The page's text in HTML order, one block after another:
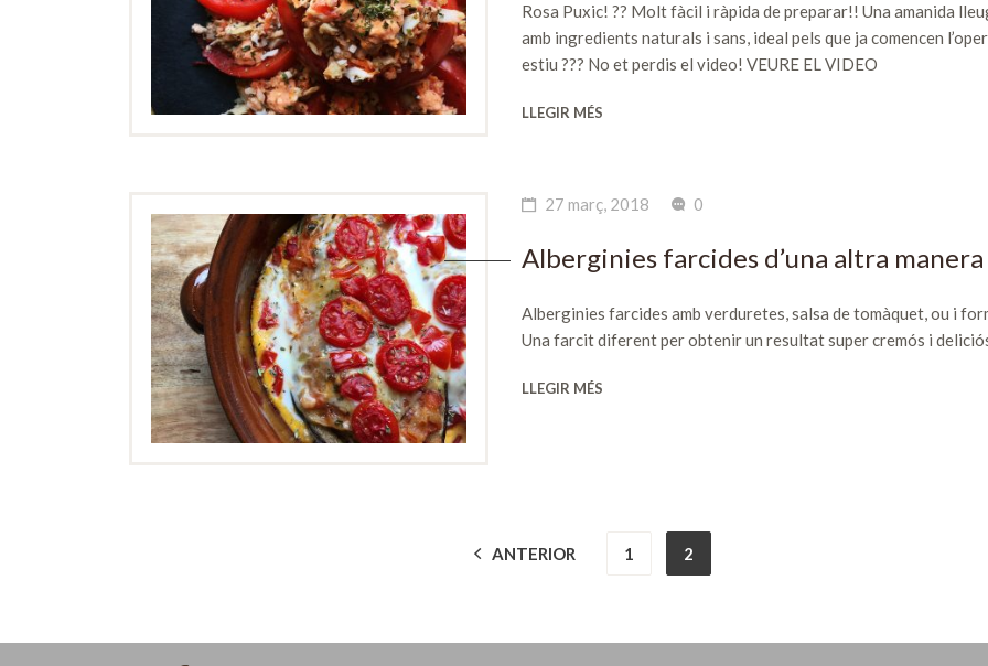
Rosa Puxic! ?? Molt fàcil i ràpida de preparar!! Una amanida
amb ingredients naturals i sans, ideal pels que ja comencen
estiu ??? No et perdis el video! VEURE EL VIDEO
LLEGIR MÉS
27 març, 2018 0
Alberginies farcides d’una altra manera
Alberginies farcides amb verduretes, salsa de tomàquet, ou i
Una farcit diferent per obtenir un resultat super cremós i
LLEGIR MÉS
ANTERIOR 1 2